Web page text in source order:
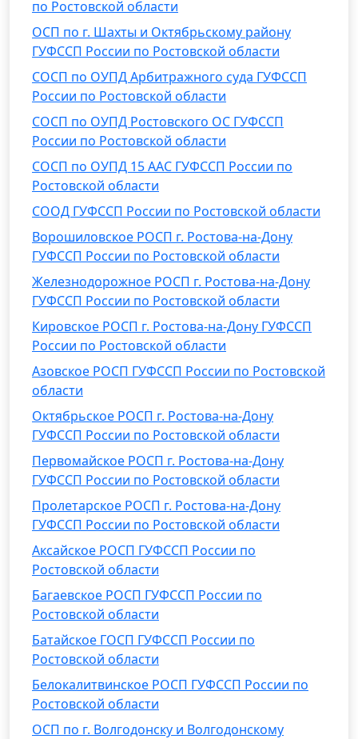
по Ростовской области
ОСП по г. Шахты и Октябрьскому району
ГУФССП России по Ростовской области
СОСП по ОУПД Арбитражного суда ГУФССП
России по Ростовской области
СОСП по ОУПД Ростовского ОС ГУФССП
России по Ростовской области
СОСП по ОУПД 15 ААС ГУФССП России по
Ростовской области
СООД ГУФССП России по Ростовской области
Ворошиловское РОСП г. Ростова-на-Дону
ГУФССП России по Ростовской области
Железнодорожное РОСП г. Ростова-на-Дону
ГУФССП России по Ростовской области
Кировское РОСП г. Ростова-на-Дону ГУФССП
России по Ростовской области
Азовское РОСП ГУФССП России по Ростовской
области
Октябрьское РОСП г. Ростова-на-Дону
ГУФССП России по Ростовской области
Первомайское РОСП г. Ростова-на-Дону
ГУФССП России по Ростовской области
Пролетарское РОСП г. Ростова-на-Дону
ГУФССП России по Ростовской области
Аксайское РОСП ГУФССП России по
Ростовской области
Багаевское РОСП ГУФССП России по
Ростовской области
Батайское ГОСП ГУФССП России по
Ростовской области
Белокалитвинское РОСП ГУФССП России по
Ростовской области
ОСП по г. Волгодонску и Волгодонскому